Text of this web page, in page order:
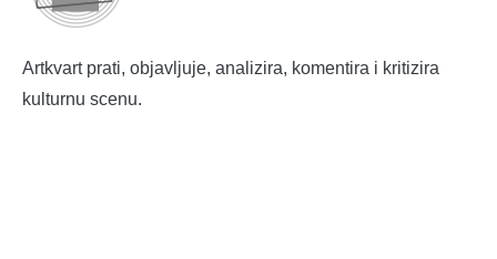
Artkvart prati, objavljuje, analizira, komentira i kritizira
kulturnu scenu.